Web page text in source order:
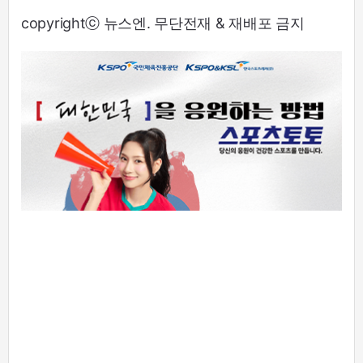
copyrightⓒ 뉴스엔. 무단전재 & 재배포 금지